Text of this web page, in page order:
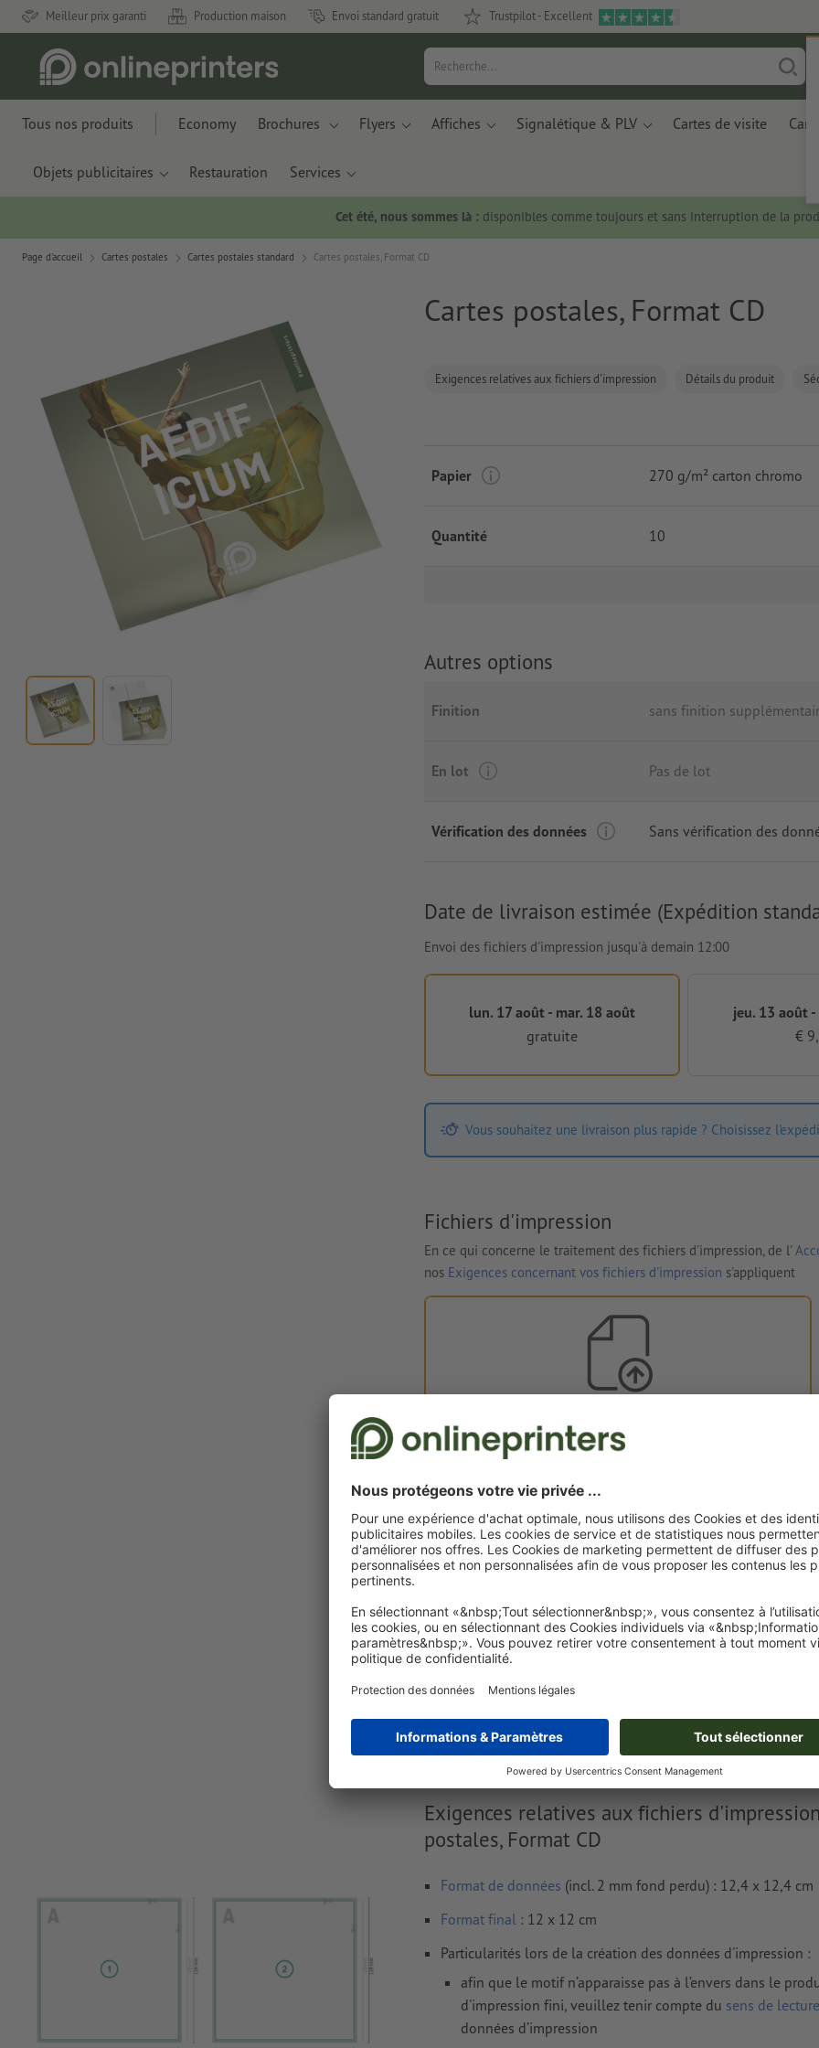
Meilleur prix garanti Production maison Envoi standard gratuit Trustpilot - Excellent
Tous nos produits Economy Brochures Flyers Affiches Signalétique & PLV Cartes de visite
Objets publicitaires Restauration Services
Cet été, nous sommes là :disponibles comme toujours et sans interruption de la
Page d'accueil Cartes postales Cartes postales standard Cartes postales, Format CD
Cartes postales, Format CD
Exigences relatives aux fichiers d'impression Détails du produit
Papier 270 g/m² carton chromo
Quantité 10
Autres options
Finition sans finition
En lot Pas de lot
Vérification des données Sans vérification des
Date de livraison estimée (Expédition
Envoi des fichiers d'impression jusqu'à demain 12:00
lun. 17 août - mar. 18 août
gratuite
jeu. 13 août
€
Vous souhaitez une livraison plus rapide ? Choisissez
Fichiers d'impression
En ce qui concerne le traitement des fichiers d'impression, de l'
nos Exigences concernant vos fichiers d'impression s'appliquent
Vos fichiers d'impression
après l'achat.
Je dépose mes fichiers
Livraison approx. :
lun. 17 août - mar. 18 août
Exigences relatives aux fichiers
postales, Format CD
Format de données (incl. 2 mm fond perdu) : 12,4 x 12,4 cm
Format final : 12 x 12 cm
Particularités lors de la création des données d'impression :
afin que le motif n’apparaisse pas à l’envers dans le
d'impression fini, veuillez tenir compte du sens de lecture
données d’impression